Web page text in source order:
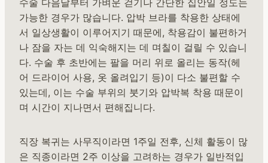
가능한 경우가 많습니다. 압박 브라를 착용한 상태에
서 일상생활이 이루어지기 때문에, 착용감이 불편하거
나 잠을 자는 데 익숙해지는 데 며칠이 걸릴 수 있습니
다. 수술 후 초반에는 팔을 머리 위로 올리는 동작(헤
어 드라이어 사용, 옷 올려입기 등)이 다소 불편할 수
있는데, 이는 수술 부위의 붓기와 압박복 착용 때문이
며 시간이 지나면서 편해집니다.
직장 복귀는 사무직이라면 1주일 전후, 신체 활동이 많
은 직종이라면 2주 이상을 고려하는 경우가 일반적입